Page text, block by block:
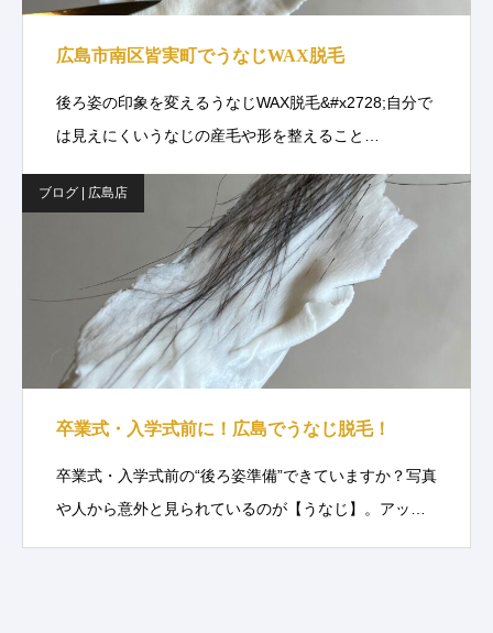
広島市南区皆実町でうなじWAX脱毛
後ろ姿の印象を変えるうなじWAX脱毛&#x2728;自分で
は見えにくいうなじの産毛や形を整えること…
ブログ | 広島店
卒業式・入学式前に！広島でうなじ脱毛！
卒業式・入学式前の“後ろ姿準備”できていますか？写真
や人から意外と見られているのが【うなじ】。アッ…